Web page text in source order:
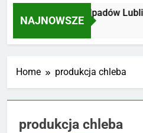
NAJNOWSZE
Utylizacja odpadów Lublin
2 Miesiące Ago
Home produkcja chleba
produkcja chleba